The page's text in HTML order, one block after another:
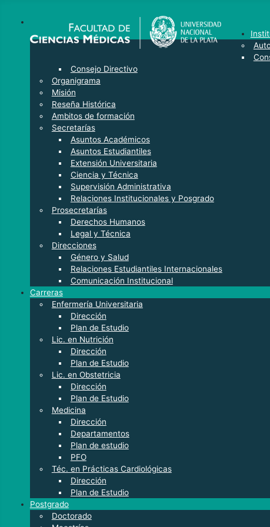
Consejo Directivo
Organigrama
Misión
Reseña Histórica
Ambitos de formación
Secretarías
Asuntos Académicos
Asuntos Estudiantiles
Extensión Universitaria
Ciencia y Técnica
Supervisión Administrativa
Relaciones Institucionales y Posgrado
Prosecretarías
Derechos Humanos
Legal y Técnica
Direcciones
Género y Salud
Relaciones Estudiantiles Internacionales
Comunicación Institucional
Carreras
Enfermería Universitaria
Dirección
Plan de Estudio
Lic. en Nutrición
Dirección
Plan de Estudio
Lic. en Obstetricia
Dirección
Plan de Estudio
Medicina
Dirección
Departamentos
Plan de estudio
PFO
Téc. en Prácticas Cardiológicas
Dirección
Plan de Estudio
Postgrado
Doctorado